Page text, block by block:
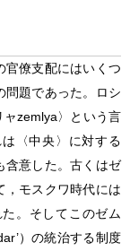
官僚支配にはいくつ
問題であった。ロシ
zemlya〉という言
〈中央〉に対する
含意した。古くはゼ
，モスクワ時代には
。そしてこのゼム
）の統治する制度